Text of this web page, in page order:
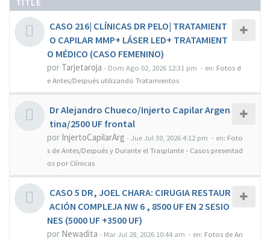
CASO 216| CLÍNICAS DR PELO| TRATAMIENT
O CAPILAR MMP+ LÁSER LED+ TRATAMIENT
O MÉDICO (CASO FEMENINO)
por Tarjetaroja - Dom Ago 02, 2026 12:31 pm - en: Fotos d
e Antes/Después utilizando Tratamientos
Dr Alejandro Chueco/Injerto Capilar Argen
tina/2500 UF frontal
por InjertoCapilarArg -Jue Jul 30, 2026 4:12 pm - en: Foto
s de Antes/Después y Durante el Trasplante - Casos presentad
os por Clínicas
CASO 5 DR, JOEL CHARA: CIRUGIA RESTAUR
ACIÓN COMPLEJA NW 6 , 8500 UF EN 2 SESIO
NES (5000 UF +3500 UF)
por Newadita - Mar Jul 28, 2026 10:44 am - en: Fotos de An